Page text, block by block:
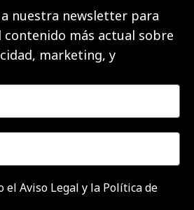
nuestra newsletter para
contenido más actual sobre
marketing, y
el Aviso Legal y la Política de